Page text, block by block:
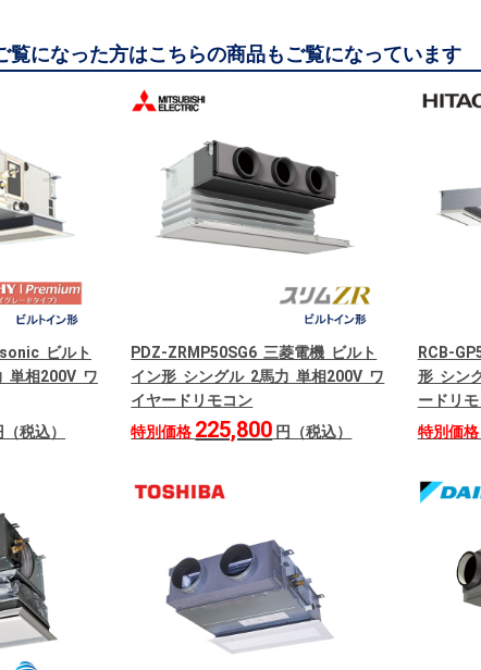
覧になった方はこちらの商品もご覧になっています
ビルト
単相200V ワ
（税込）
PDZ-ZRMP50SG6 三菱電機 ビルト
イン形 シングル 2馬力 単相200V ワ
イヤードリモコン
特別価格 225,800 円（税込）
RCB-
形 シン
ードリ
特別価格